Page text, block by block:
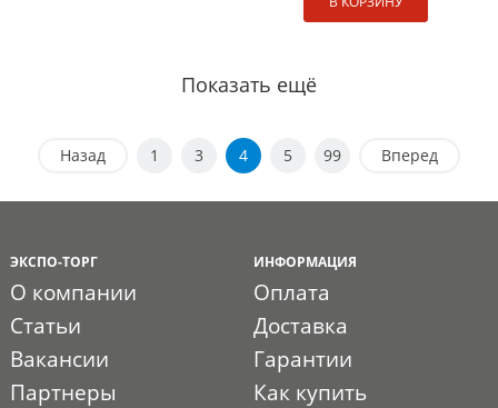
Показать ещё
Назад 1 3 4 5 99 Вперед
ЭКСПО-ТОРГ
О компании
Статьи
Вакансии
Партнеры
ИНФОРМАЦИЯ
Оплата
Доставка
Гарантии
Как купить